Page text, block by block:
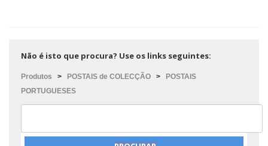
Não é isto que procura? Use os links seguintes:
Produtos > POSTAIS de COLECÇÃO >
POSTAIS
PORTUGUESES